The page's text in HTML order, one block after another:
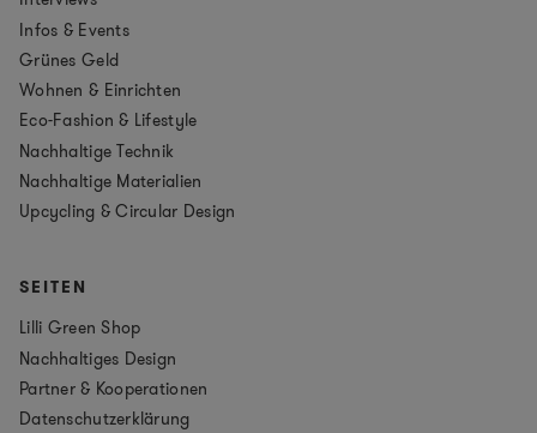
Infos & Events
Grünes Geld
Wohnen & Einrichten
Eco-Fashion & Lifestyle
Nachhaltige Technik
Nachhaltige Materialien
Upcycling & Circular Design
SEITEN
Lilli Green Shop
Nachhaltiges Design
Partner & Kooperationen
Datenschutzerklärung